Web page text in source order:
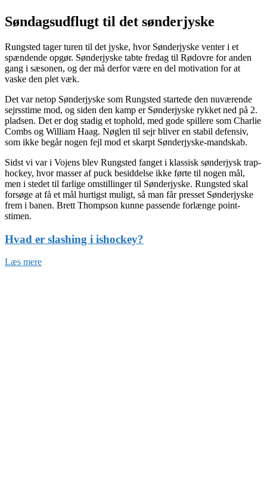
Søndagsudflugt til det sønderjyske
Rungsted tager turen til det jyske, hvor Sønderjyske venter i et
spændende opgør. Sønderjyske tabte fredag til Rødovre for anden
gang i sæsonen, og der må derfor være en del motivation for at
vaske den plet væk.
Det var netop Sønderjyske som Rungsted startede den nuværende
sejrsstime mod, og siden den kamp er Sønderjyske rykket ned på 2.
pladsen. Det er dog stadig et tophold, med gode spillere som Charlie
Combs og William Haag. Nøglen til sejr bliver en stabil defensiv,
som ikke begår nogen fejl mod et skarpt Sønderjyske-mandskab.
Sidst vi var i Vojens blev Rungsted fanget i klassisk sønderjysk trap-
hockey, hvor masser af puck besiddelse ikke førte til nogen mål,
men i stedet til farlige omstillinger til Sønderjyske. Rungsted skal
forsøge at få et mål hurtigst muligt, så man får presset Sønderjyske
frem i banen. Brett Thompson kunne passende forlænge point-
stimen.
Hvad er slashing i ishockey?
Læs mere